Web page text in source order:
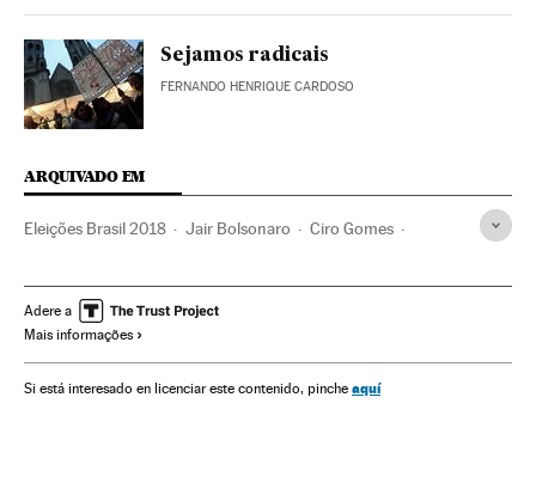
Sejamos radicais
FERNANDO HENRIQUE CARDOSO
ARQUIVADO EM
Eleições Brasil 2018 Jair Bolsonaro Ciro Gomes
Governadores Brasil Governos estaduais
América do Sul
Administração Estado Política Administração pública
Adere a
Mais informações
Si está interesado en licenciar este contenido, pinche aquí